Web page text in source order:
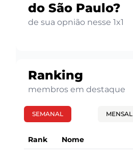
do São Paulo?
de sua opnião nesse 1x1
Ranking
membros em destaque
SEMANAL MENSAL
Rank Nome